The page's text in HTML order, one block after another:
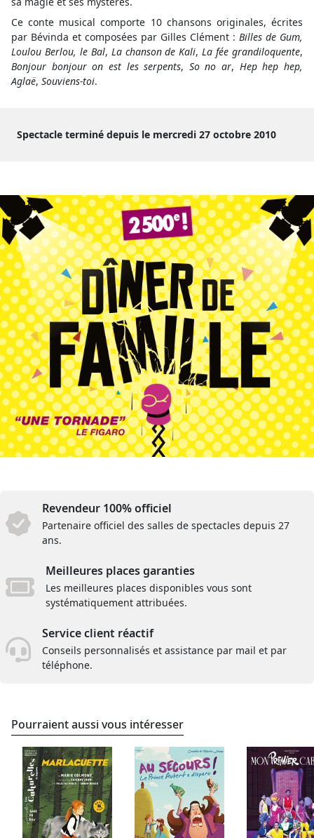
Ce conte musical comporte 10 chansons originales, écrites
par Bévinda et composées par Gilles Clément : Billes de Gum,
Loulou Berlou, le Bal, La chanson de Kali,La fée grandiloquente,
Bonjour bonjour on est les serpents, So no ar, Hep hep hep,
Aglaë, Souviens-toi.
Spectacle terminé depuis le mercredi 27 octobre 2010
Revendeur 100% officiel
Partenaire officiel des salles de spectacles depuis 27
ans.
Meilleures places garanties
Les meilleures places disponibles vous sont
systématiquement attribuées.
Service client réactif
Conseils personnalisés et assistance par mail et par
téléphone.
Pourraient aussi vous intéresser